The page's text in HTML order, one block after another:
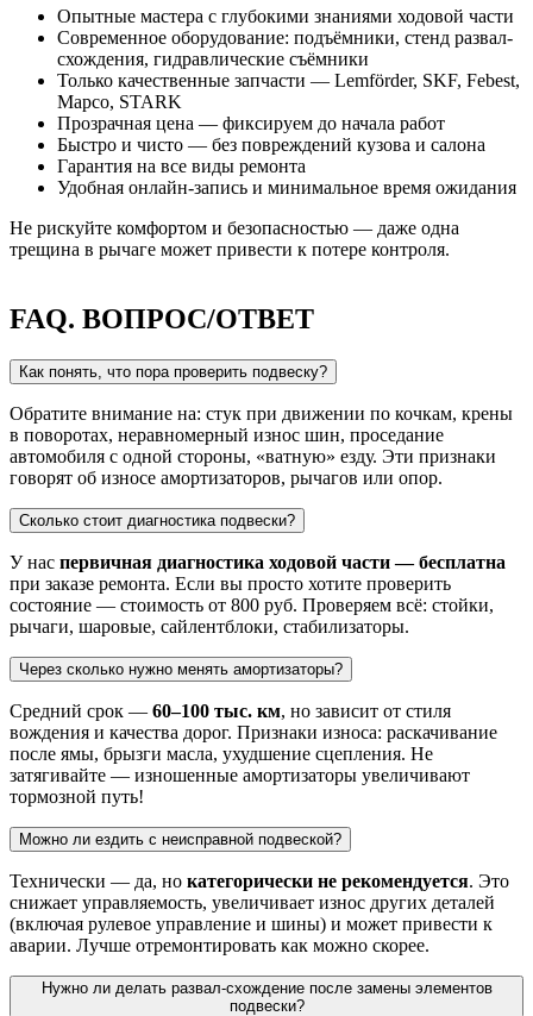
Опытные мастера с глубокими знаниями ходовой части
Современное оборудование: подъёмники, стенд развал-
схождения, гидравлические съёмники
Только качественные запчасти — Lemförder, SKF, Febest,
Mapco, STARK
Прозрачная цена — фиксируем до начала работ
Быстро и чисто — без повреждений кузова и салона
Гарантия на все виды ремонта
Удобная онлайн-запись и минимальное время ожидания
Не рискуйте комфортом и безопасностью — даже одна
трещина в рычаге может привести к потере контроля.
FAQ. ВОПРОС/ОТВЕТ
Как понять, что пора проверить подвеску?
Обратите внимание на: стук при движении по кочкам, крены
в поворотах, неравномерный износ шин, проседание
автомобиля с одной стороны, «ватную» езду. Эти признаки
говорят об износе амортизаторов, рычагов или опор.
Сколько стоит диагностика подвески?
У нас первичная диагностика ходовой части — бесплатна
при заказе ремонта. Если вы просто хотите проверить
состояние — стоимость от 800 руб. Проверяем всё: стойки,
рычаги, шаровые, сайлентблоки, стабилизаторы.
Через сколько нужно менять амортизаторы?
Средний срок — 60–100 тыс. км, но зависит от стиля
вождения и качества дорог. Признаки износа: раскачивание
после ямы, брызги масла, ухудшение сцепления. Не
затягивайте — изношенные амортизаторы увеличивают
тормозной путь!
Можно ли ездить с неисправной подвеской?
Технически — да, но категорически не рекомендуется. Это
снижает управляемость, увеличивает износ других деталей
(включая рулевое управление и шины) и может привести к
аварии. Лучше отремонтировать как можно скорее.
Нужно ли делать развал-схождение после замены элементов
подвески?